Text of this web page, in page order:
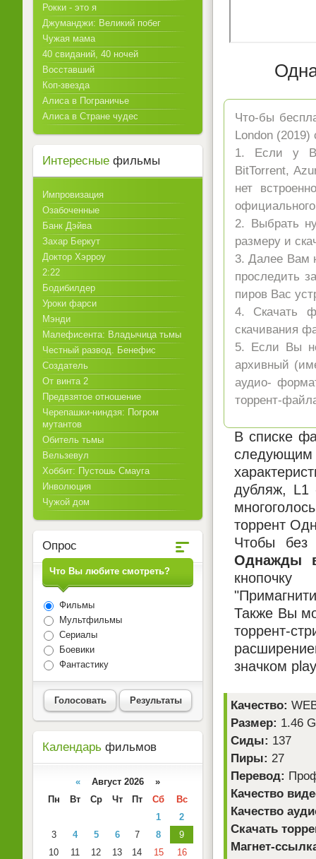
Что-бы
London (2019)
1. Если у
BitTorrent,
нет
2. Выбрать
размеру и
3. Далее Вам
проследить
пиров Вас
4. Скачать
скачивания
5. Если Вы
архивный
аудио-
торрент-
В списке
дубляж, L1
торрент
Чтобы без
Однажды
Также Вы
торрент-
значком
Качество:
Размер: 1.46
Сиды: 137
Пиры: 27
Перевод:
Качество
Качество
Скачать
Магнет-
Рокки - это я
Джуманджи: Великий побег
Чужая мама
40 свиданий, 40 ночей
Восставший
Коп-звезда
Алиса в Пограничье
Алиса в Стране чудес
Интересные фильмы
Импровизация
Озабоченные
Банк Дэйва
Захар Беркут
Доктор Хэрроу
2:22
Бодибилдер
Уроки фарси
Мэнди
Малефисента: Владычица тьмы
Честный развод. Бенефис
Создатель
От винта 2
Предвзятое отношение
Черепашки-ниндзя: Погром
мутантов
Обитель тьмы
Вельзевул
Хоббит: Пустошь Смауга
Инволюция
Чужой дом
Опрос
Что Вы любите смотреть?
Фильмы
Мультфильмы
Сериалы
Боевики
Фантастику
Голосовать Результаты
Календарь фильмов
« Август 2026 »
Пн
Вт Ср Чт Пт Сб
Вс
1
2
3
4 5 6 7 8
9
10
11 12 13 14 15
16